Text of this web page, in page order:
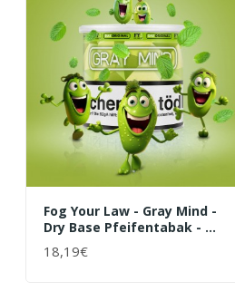
Fog Your Law - Gray Mind -
Dry Base Pfeifentabak - 70
18,19€
+ WARENKORB